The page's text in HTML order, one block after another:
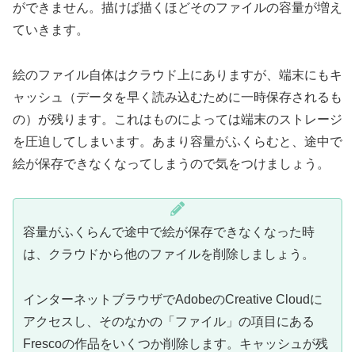
ができません。描けば描くほどそのファイルの容量が増え
ていきます。
絵のファイル自体はクラウド上にありますが、端末にもキ
ャッシュ（データを早く読み込むために一時保存されるも
の）が残ります。これはものによっては端末のストレージ
を圧迫してしまいます。あまり容量がふくらむと、途中で
絵が保存できなくなってしまうので気をつけましょう。
容量がふくらんで途中で絵が保存できなくなった時
は、クラウドから他のファイルを削除しましょう。
インターネットブラウザでAdobeのCreative Cloudに
アクセスし、そのなかの「ファイル」の項目にある
Frescoの作品をいくつか削除します。キャッシュが残